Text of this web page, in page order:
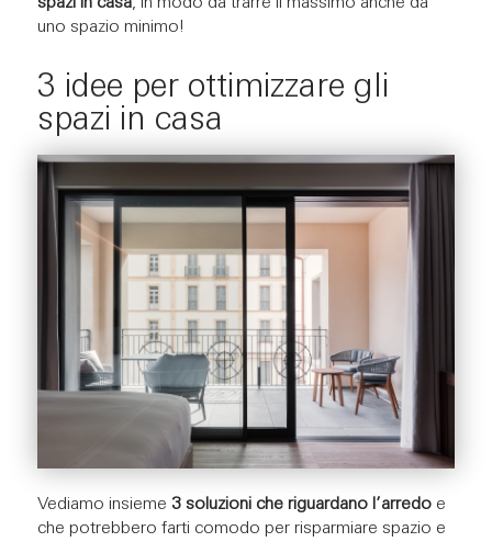
uno spazio minimo!
3 idee per ottimizzare gli
spazi in casa
Vediamo insieme 3 soluzioni che riguardano l’arredoe
che potrebbero farti comodo per risparmiare spazio e